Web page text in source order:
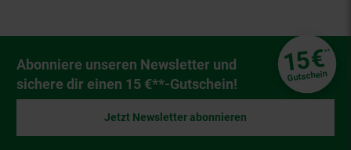
Newsletter Anmeldung
Abonniere unseren Newsletter und
sichere dir einen 15 €**-Gutschein!
15€**
Gutschein
Jetzt Newsletter abonnieren